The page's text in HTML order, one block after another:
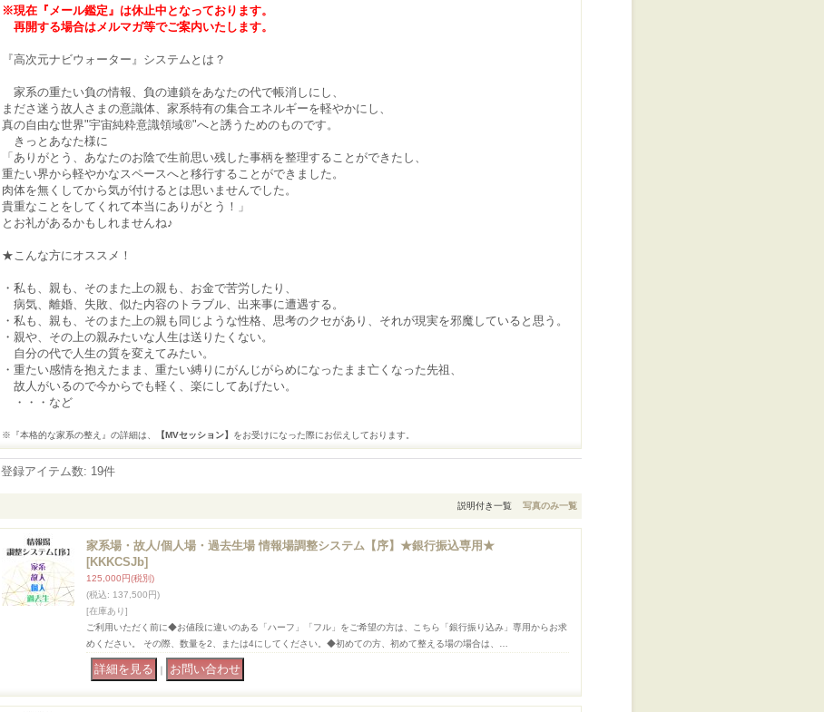
※現在『メール鑑定』は休止中となっております。
再開する場合はメルマガ等でご案内いたします。
『高次元ナビウォーター』システムとは？
家系の重たい負の情報、負の連鎖をあなたの代で帳消しにし、
まださ迷う故人さまの意識体、家系特有の集合エネルギーを軽やかにし、
真の自由な世界"宇宙純粋意識領域®"へと誘うためのものです。
きっとあなた様に
「ありがとう、あなたのお陰で生前思い残した事柄を整理することができたし、
重たい界から軽やかなスペースへと移行することができました。
肉体を無くしてから気が付けるとは思いませんでした。
貴重なことをしてくれて本当にありがとう！」
とお礼があるかもしれませんね♪
★こんな方にオススメ！
・私も、親も、そのまた上の親も、お金で苦労したり、
病気、離婚、失敗、似た内容のトラブル、出来事に遭遇する。
・私も、親も、そのまた上の親も同じような性格、思考のクセがあり、それが現実を邪魔していると思う。
・親や、その上の親みたいな人生は送りたくない。
自分の代で人生の質を変えてみたい。
・重たい感情を抱えたまま、重たい縛りにがんじがらめになったまま亡くなった先祖、
故人がいるので今からでも軽く、楽にしてあげたい。
・・・など
※『本格的な家系の整え』の詳細は、 【MVセッション】 をお受けになった際にお伝えしております。
登録アイテム数: 19件
説明付き一覧 写真のみ一覧
家系場・故人/個人場・過去生場 情報場調整システム【序】★銀行振込専用★
[KKKCSJb]
125,000円(税別)
(税込: 137,500円)
[在庫あり]
ご利用いただく前に◆お値段に違いのある「ハーフ」「フル」をご希望の方は、こちら「銀行振り込み」専用からお求
めください。 その際、数量を2、または4にしてください。◆初めての方、初めて整える場の場合は、…
｜